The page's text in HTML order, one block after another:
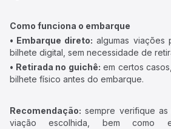
Como funciona o embarque
• Embarque direto: algumas viações
bilhete digital, sem necessidade de
• Retirada no guichê: em certos
bilhete físico antes do embarque.
Recomendação: sempre verifique
viação escolhida, bem como